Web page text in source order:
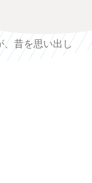
、昔を思い出し